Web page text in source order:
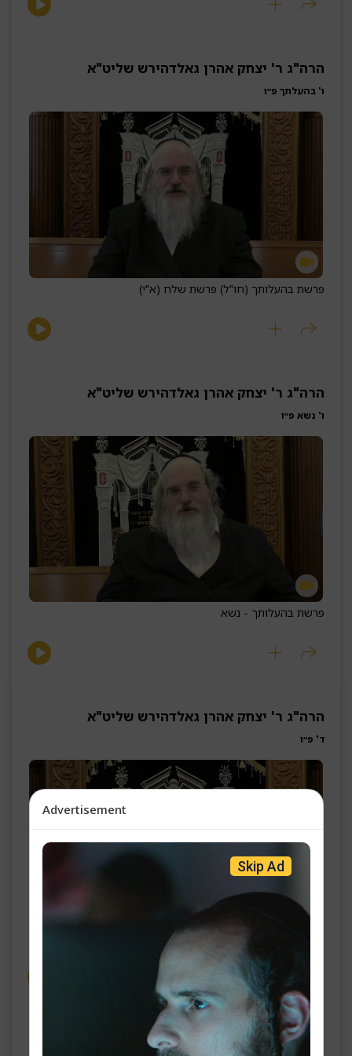
הרה"ג ר' יצחק אהרן גאלדהירש שליט"א
ו' בהעלתך פ״ו
פרשת בהעלותך (חו"ל) פרשת שלח (א"י)
הרה"ג ר' יצחק אהרן גאלדהירש שליט"א
ו' נשא פ״ו
פרשת בהעלותך - נשא
הרה"ג ר' יצחק אהרן גאלדהירש שליט"א
ד' פ״ו
הרה"ג ר' יצחק אהרן גאלדהירש שליט"א
Advertisement
Skip Ad